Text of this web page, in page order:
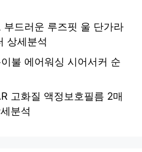
드러운 루즈핏 울 단가라
상세분석
불 에어워싱 시어서커 순
고화질 액정보호필름 2매
분석